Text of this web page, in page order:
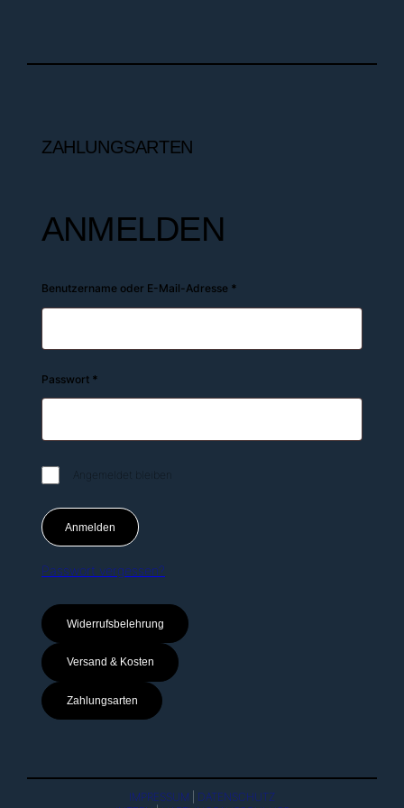
ZAHLUNGSARTEN
ANMELDEN
Benutzername oder E-Mail-Adresse *
Passwort *
Angemeldet bleiben
Anmelden
Passwort vergessen?
Widerrufsbelehrung
Versand & Kosten
Zahlungsarten
IMPRESSUM
DATENSCHUTZ